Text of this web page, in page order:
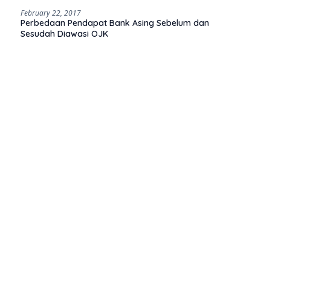
February 22, 2017
Perbedaan Pendapat Bank Asing Sebelum dan
Sesudah Diawasi OJK